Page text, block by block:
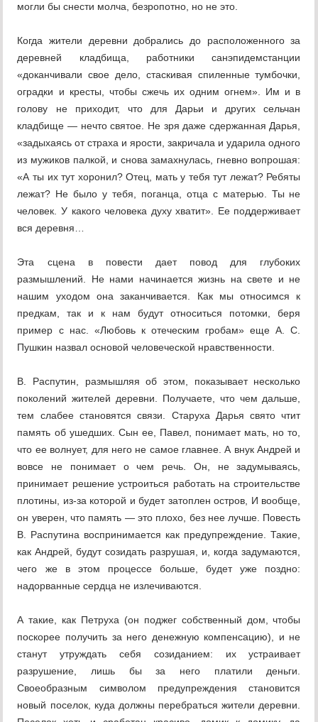
могли бы снести молча, безропотно, но не это.
Когда жители деревни добрались до расположенного за
деревней кладбища, работники санэпидемстанции
«доканчивали свое дело, стаскивая спиленные тумбочки,
оградки и кресты, чтобы сжечь их одним огнем». Им и в
голову не приходит, что для Дарьи и других сельчан
кладбище — нечто святое. Не зря даже сдержанная Дарья,
«задыхаясь от страха и ярости, закричала и ударила одного
из мужиков палкой, и снова замахнулась, гневно вопрошая:
«А ты их тут хоронил? Отец, мать у тебя тут лежат? Ребяты
лежат? Не было у тебя, поганца, отца с матерью. Ты не
человек. У какого человека духу хватит». Ее поддерживает
вся деревня…
Эта сцена в повести дает повод для глубоких
размышлений. Не нами начинается жизнь на свете и не
нашим уходом она заканчивается. Как мы относимся к
предкам, так и к нам будут относиться потомки, беря
пример с нас. «Любовь к отеческим гробам» еще А. С.
Пушкин назвал основой человеческой нравственности.
В. Распутин, размышляя об этом, показывает несколько
поколений жителей деревни. Получаете, что чем дальше,
тем слабее становятся связи. Старуха Дарья свято чтит
память об ушедших. Сын ее, Павел, понимает мать, но то,
что ее волнует, для него не самое главнее. А внук Андрей и
вовсе не понимает о чем речь. Он, не задумываясь,
принимает решение устроиться работать на строительстве
плотины, из-за которой и будет затоплен остров, И вообще,
он уверен, что память — это плохо, без нее лучше. Повесть
В. Распутина воспринимается как предупреждение. Такие,
как Андрей, будут созидать разрушая, и, когда задумаются,
чего же в этом процессе больше, будет уже поздно:
надорванные сердца не излечиваются.
А такие, как Петруха (он поджег собственный дом, чтобы
поскорее получить за него денежную компенсацию), и не
станут утруждать себя созиданием: их устраивает
разрушение, лишь бы за него платили деньги.
Своеобразным символом предупреждения становится
новый поселок, куда должны перебраться жители деревни.